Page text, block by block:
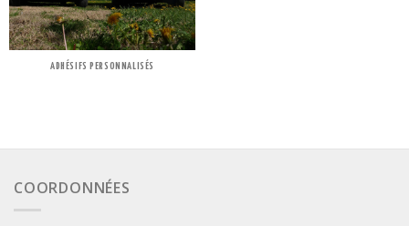
ADHÉSIFS PERSONNALISÉS
COORDONNÉES